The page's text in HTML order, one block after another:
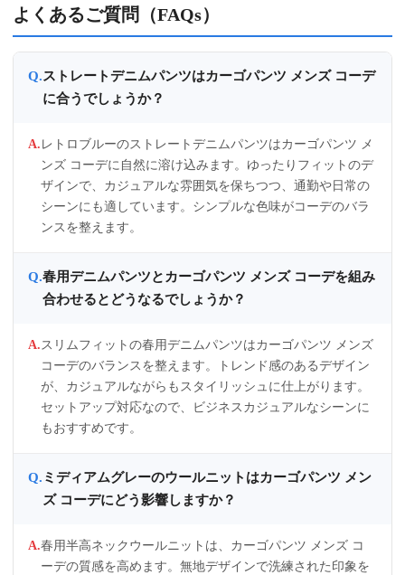
よくあるご質問（FAQs）
ストレートデニムパンツはカーゴパンツ メンズ コーデ
に合うでしょうか？
レトロブルーのストレートデニムパンツはカーゴパンツ メ
ンズ コーデに自然に溶け込みます。ゆったりフィットのデ
ザインで、カジュアルな雰囲気を保ちつつ、通勤や日常の
シーンにも適しています。シンプルな色味がコーデのバラ
ンスを整えます。
春用デニムパンツとカーゴパンツ メンズ コーデを組み
合わせるとどうなるでしょうか？
スリムフィットの春用デニムパンツはカーゴパンツ メンズ
コーデのバランスを整えます。トレンド感のあるデザイン
が、カジュアルながらもスタイリッシュに仕上がります。
セットアップ対応なので、ビジネスカジュアルなシーンに
もおすすめです。
ミディアムグレーのウールニットはカーゴパンツ メン
ズ コーデにどう影響しますか？
春用半高ネックウールニットは、カーゴパンツ メンズ コ
ーデの質感を高めます。無地デザインで洗練された印象を